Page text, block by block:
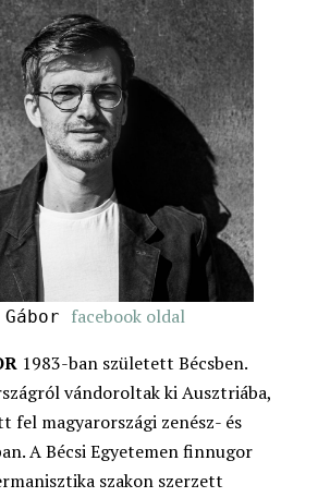
facebook oldal
1983-ban született Bécsben.
vándoroltak ki Ausztriába,
fel magyarországi zenész- és
A Bécsi Egyetemen finnugor
szakon szerzett